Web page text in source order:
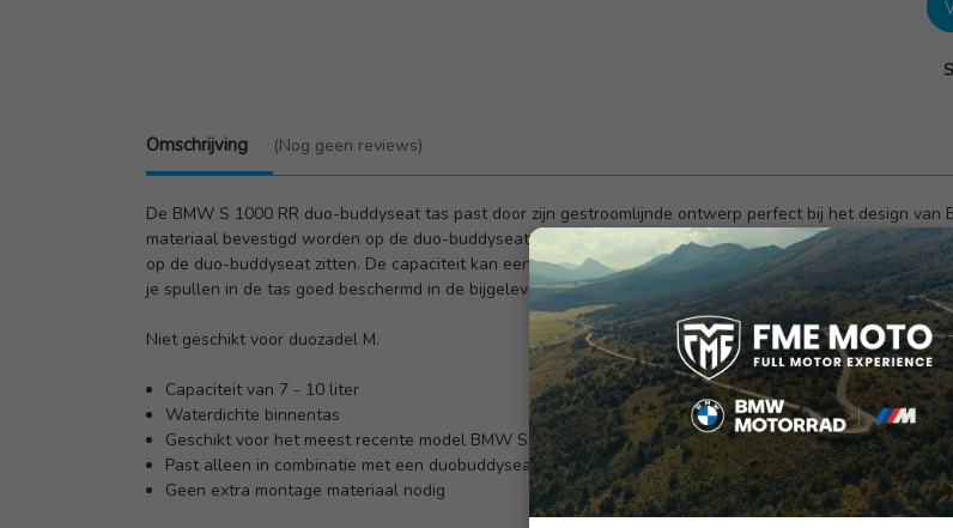
Omschrijving (Nog geen reviews)
De BMW S 1000 RR duo-buddyseat tas past door zijn gestroomlijnde ontwerp perfect bij het design
materiaal bevestigd worden op de duo-buddyseat van de S 1000RR. Mede door de bevestigingsriemen
op de duo-buddyseat zitten. De capaciteit kan eenvoudig worden uitgebreid van 7 naar 10 liter, zo
je spullen in de tas goed beschermd in de bijgeleverde waterdichte binnentas.
Niet geschikt voor duozadel M.
Capaciteit van 7 - 10 liter
Waterdichte binnentas
Geschikt voor het meest recente model BMW S 1000 RR (vanaf 2019)
Past alleen in combinatie met een duobuddyseat
Geen extra montage materiaal nodig